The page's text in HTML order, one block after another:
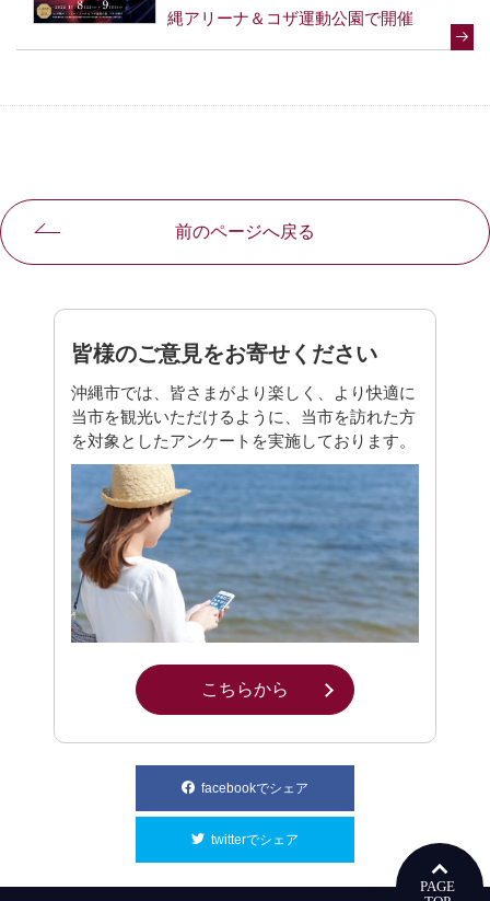
縄アリーナ＆コザ運動公園で開催
前のページへ戻る
皆様のご意見をお寄せください
沖縄市では、皆さまがより楽しく、より快適に
当市を観光いただけるように、当市を訪れた方
を対象としたアンケートを実施しております。
こちらから 別ウィンドウで開きます
facebookでシェア
twitterでシェア